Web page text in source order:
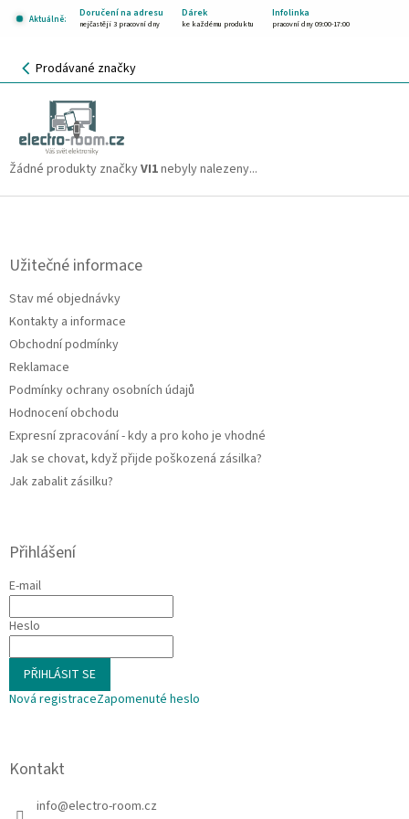
Aktuálně:
Doručení na adresu Dárek Infolinka
nejčastěji 3 pracovní dny ke každému produktu pracovní dny 09:00-17:00
NÁKUPNÍ
KOŠÍK
Prodávané značky
Žádné produkty značkyVI1nebyly nalezeny...
Z
Užitečné informace
Stav mé objednávky
Kontakty a informace
Obchodní podmínky
Reklamace
Podmínky ochrany osobních údajů
Hodnocení obchodu
Expresní zpracování - kdy a pro koho je vhodné
Jak se chovat, když přijde poškozená zásilka?
Jak zabalit zásilku?
Přihlášení
E-mail
Heslo
PŘIHLÁSIT SE
Nová registraceZapomenuté heslo
Kontakt
info@electro-room.cz